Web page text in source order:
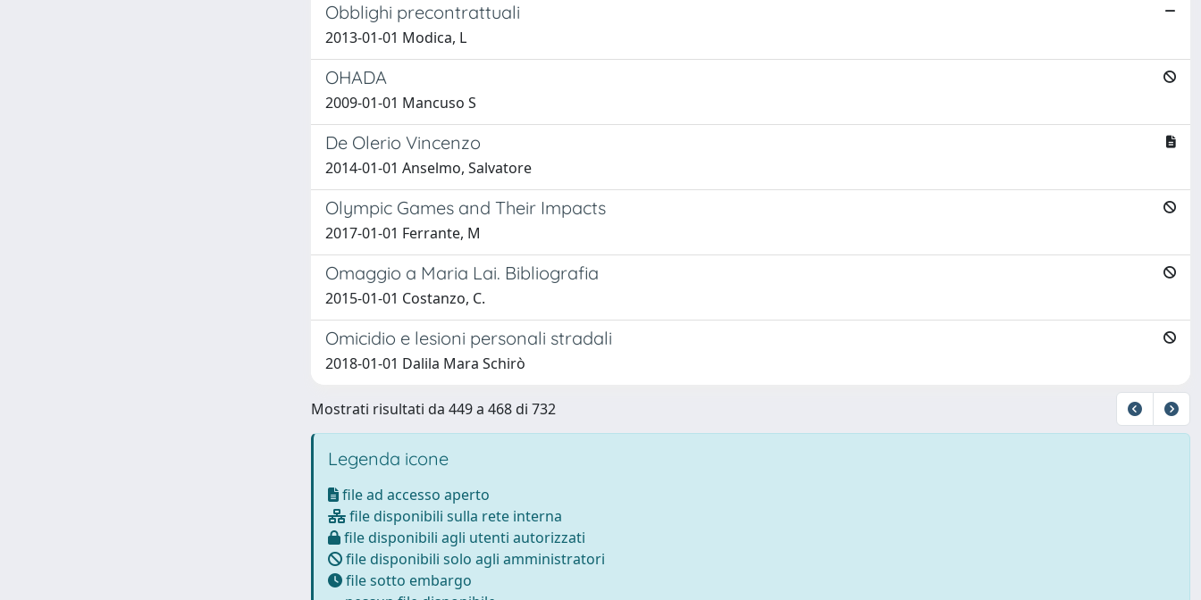
Obblighi precontrattuali
2013-01-01 Modica, L
OHADA
2009-01-01 Mancuso S
De Olerio Vincenzo
2014-01-01 Anselmo, Salvatore
Olympic Games and Their Impacts
2017-01-01 Ferrante, M
Omaggio a Maria Lai. Bibliografia
2015-01-01 Costanzo, C.
Omicidio e lesioni personali stradali
2018-01-01 Dalila Mara Schirò
Mostrati risultati da 449 a 468 di 732
Legenda icone
file ad accesso aperto
file disponibili sulla rete interna
file disponibili agli utenti autorizzati
file disponibili solo agli amministratori
file sotto embargo